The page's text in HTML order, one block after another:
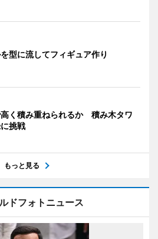
型に流してフィギュア作り
高く積み重ねられるか 積み木タワ
挑戦
もっと見る
ドフォトニュース